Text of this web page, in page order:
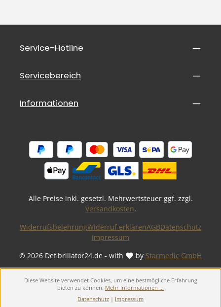
Service-Hotline
Servicebereich
Informationen
Alle Preise inkl. gesetzl. Mehrwertsteuer ggf. zzgl.
Versandkosten.
© 2026 Defibrillator24.de - with by Starmedic GmbH
WiderrufsbelehrungWiderruf erklärenAGBDatenschutz
Impressum
Diese Website verwendet Cookies, um eine bestmögliche Erfahrung
bieten zu können. Mehr Informationen ...
Datenschutz | Impressum